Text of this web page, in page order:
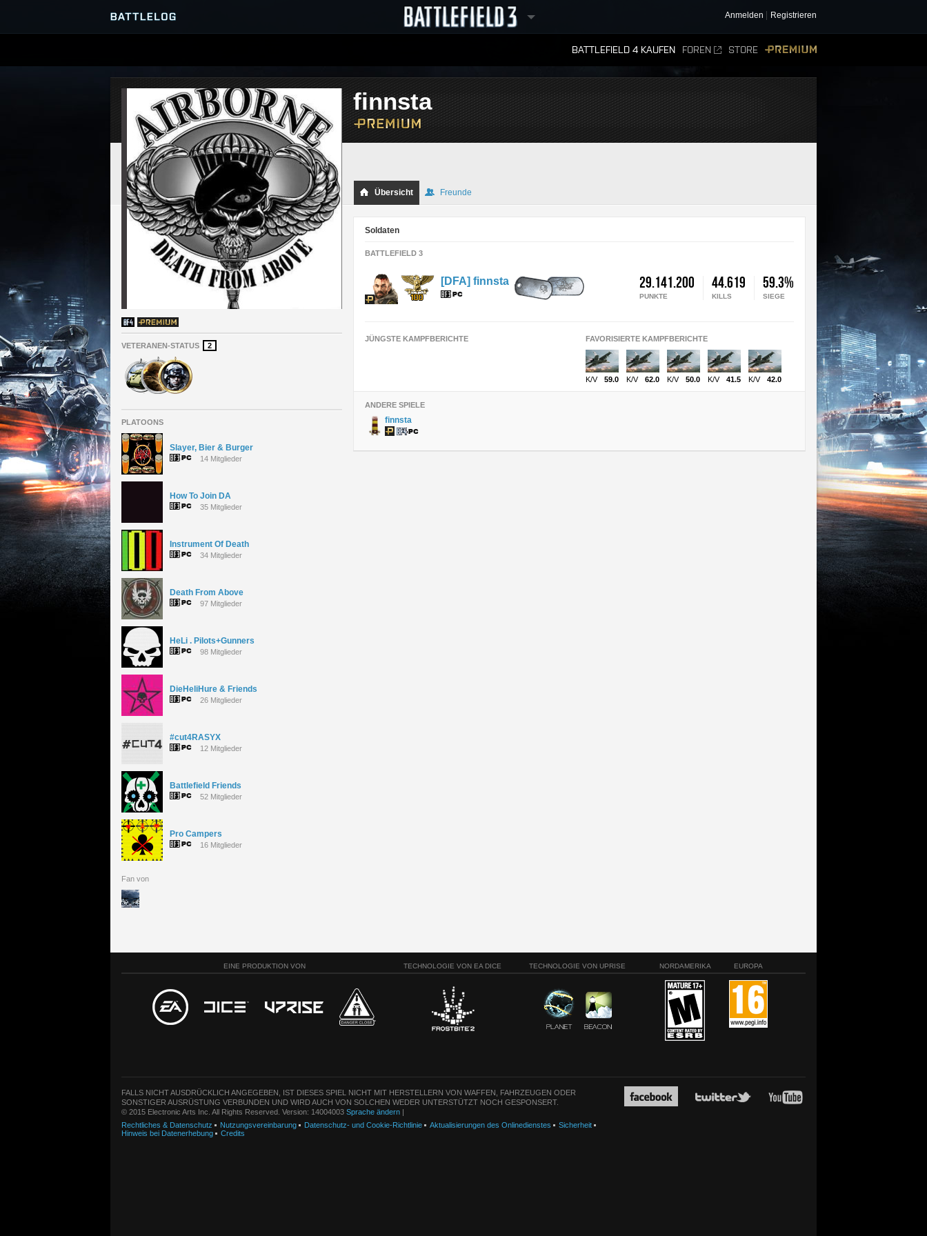
Anmelden Registrieren
BATTLEFIELD 4 KAUFEN FOREN STORE
SERVER-BROWSER
MATCHES
VETERANEN-STATUS 2
PLATOONS
Slayer, Bier & Burger
14 Mitglieder
How To Join DA
35 Mitglieder
Instrument Of Death
34 Mitglieder
Death From Above
97 Mitglieder
HeLi . Pilots+Gunners
98 Mitglieder
DieHeliHure & Friends
26 Mitglieder
#cut4RASYX
12 Mitglieder
Battlefield Friends
52 Mitglieder
Pro Campers
16 Mitglieder
Fan von
finnsta
Übersicht Freunde
Soldaten
BATTLEFIELD 3
29.141.200 44.619 59.3%
PUNKTE KILLS SIEGE
[DFA] finnsta
JÜNGSTE KAMPFBERICHTE FAVORISIERTE KAMPFBERICHTE
K/V 59.0 K/V 62.0 K/V 50.0 K/V 41.5 K/V 42.0
ANDERE SPIELE
finnsta
EINE PRODUKTION VON TECHNOLOGIE VON EA DICE TECHNOLOGIE VON UPRISE NORDAMERIKA EUROPA
FALLS NICHT AUSDRÜCKLICH ANGEGEBEN, IST DIESES SPIEL NICHT MIT HERSTELLERN VON WAFFEN, FAHRZEUGEN ODER
SONSTIGER AUSRÜSTUNG VERBUNDEN UND WIRD AUCH VON SOLCHEN WEDER UNTERSTÜTZT NOCH GESPONSERT.
© 2015 Electronic Arts Inc. All Rights Reserved. Version: 14004003 Sprache ändern |
Rechtliches & Datenschutz
Nutzungsvereinbarung Datenschutz- und Cookie-Richtlinie Aktualisierungen des Onlinedienstes
Sicherheit
Hinweis bei Datenerhebung
Credits